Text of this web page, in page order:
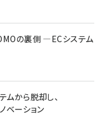
の裏側 ―ECシステム
ムから脱却し、
ベーション